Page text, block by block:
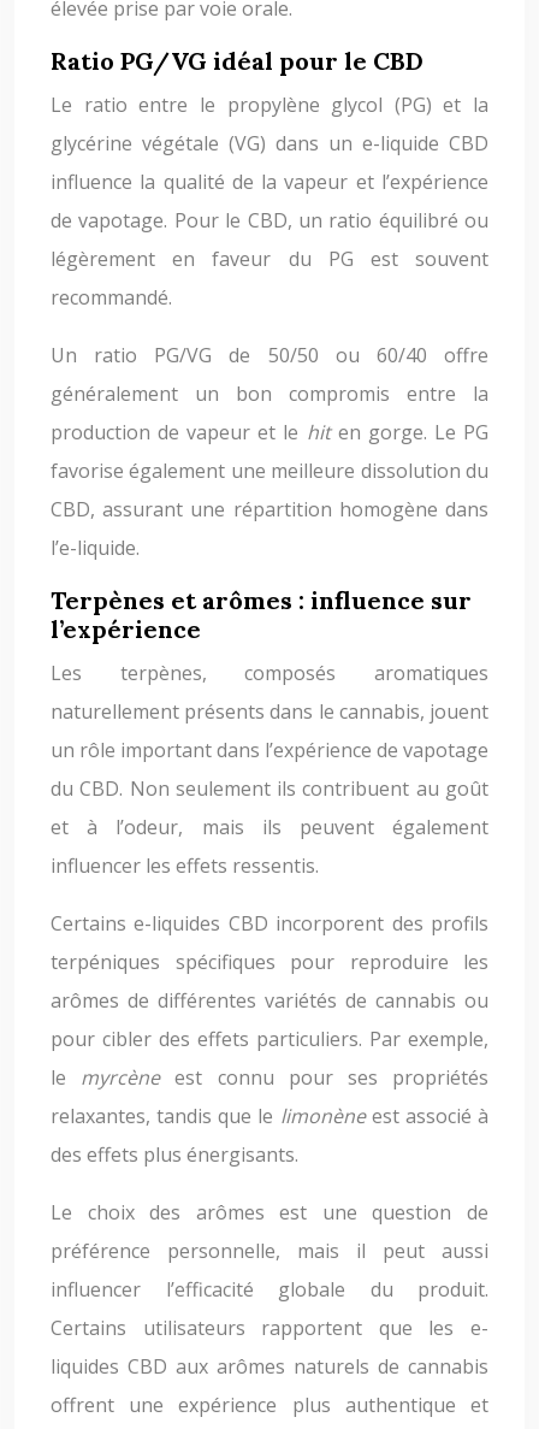
élevée prise par voie orale.
Ratio PG/VG idéal pour le CBD
Le ratio entre le propylène glycol (PG) et la
glycérine végétale (VG) dans un e-liquide CBD
influence la qualité de la vapeur et l’expérience
de vapotage. Pour le CBD, un ratio équilibré ou
légèrement en faveur du PG est souvent
recommandé.
Un ratio PG/VG de 50/50 ou 60/40 offre
généralement un bon compromis entre la
production de vapeur et le hiten gorge. Le PG
favorise également une meilleure dissolution du
CBD, assurant une répartition homogène dans
l’e-liquide.
Terpènes et arômes : influence sur
l’expérience
Les terpènes, composés aromatiques
naturellement présents dans le cannabis, jouent
un rôle important dans l’expérience de vapotage
du CBD. Non seulement ils contribuent au goût
et à l’odeur, mais ils peuvent également
influencer les effets ressentis.
Certains e-liquides CBD incorporent des profils
terpéniques spécifiques pour reproduire les
arômes de différentes variétés de cannabis ou
pour cibler des effets particuliers. Par exemple,
le myrcèneest connu pour ses propriétés
relaxantes, tandis que le limonèneest associé à
des effets plus énergisants.
Le choix des arômes est une question de
préférence personnelle, mais il peut aussi
influencer l’efficacité globale du produit.
Certains utilisateurs rapportent que les e-
liquides CBD aux arômes naturels de cannabis
offrent une expérience plus authentique et